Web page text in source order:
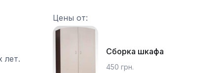
лет.
Цены от:
Сборка шкафа
450 грн.